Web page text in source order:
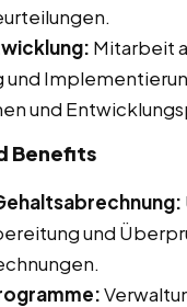
Mitarbeit
und
und
Benefits
und